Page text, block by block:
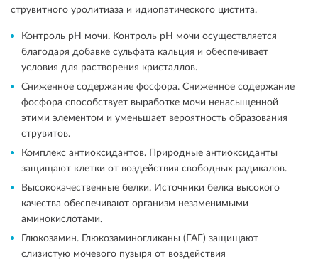
струвитного уролитиаза и идиопатического цистита.
Контроль pH мочи. Контроль pH мочи осуществляется
благодаря добавке сульфата кальция и обеспечивает
условия для растворения кристаллов.
Сниженное содержание фосфора. Сниженное содержание
фосфора способствует выработке мочи ненасыщенной
этими элементом и уменьшает вероятность образования
струвитов.
Комплекс антиоксидантов. Природные антиоксиданты
защищают клетки от воздействия свободных радикалов.
Высококачественные белки. Источники белка высокого
качества обеспечивают организм незаменимыми
аминокислотами.
Глюкозамин. Глюкозаминогликаны (ГАГ) защищают
слизистую мочевого пузыря от воздействия